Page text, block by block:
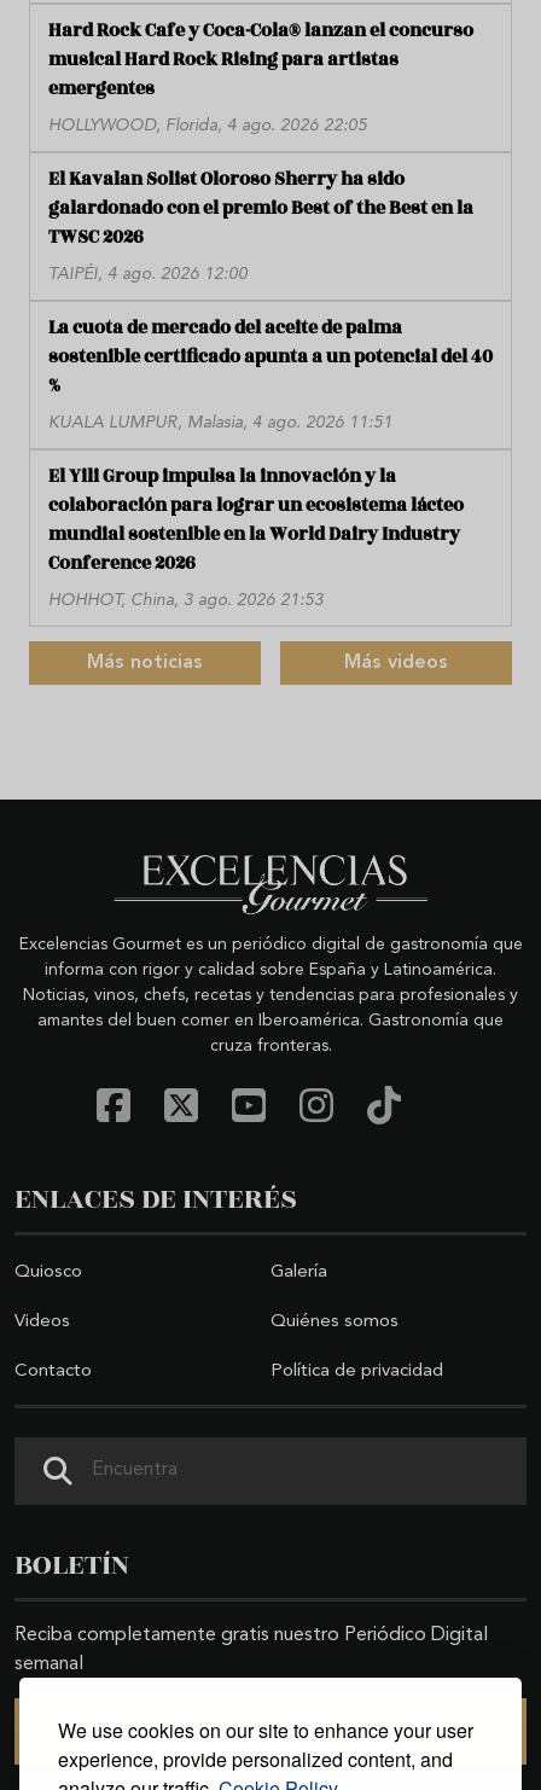
We use cookies on our site to enhance your user
experience, provide personalized content, and
Hard Rock Cafe y Coca-Cola® lanzan el concurso
musical Hard Rock Rising para artistas
emergentes
HOLLYWOOD, Florida, 4 ago. 2026 22:05
El Kavalan Solist Oloroso Sherry ha sido
galardonado con el premio Best of the Best en la
TWSC 2026
TAIPÉI, 4 ago. 2026 12:00
La cuota de mercado del aceite de palma
sostenible certificado apunta a un potencial del 40
%
KUALA LUMPUR, Malasia, 4 ago. 2026 11:51
El Yili Group impulsa la innovación y la
colaboración para lograr un ecosistema lácteo
mundial sostenible en la World Dairy Industry
Conference 2026
HOHHOT, China, 3 ago. 2026 21:53
Más noticias Más videos
Excelencias Gourmet es un periódico digital de gastronomía que
informa con rigor y calidad sobre España y Latinoamérica.
Noticias, vinos, chefs, recetas y tendencias para profesionales y
amantes del buen comer en Iberoamérica. Gastronomía que
cruza fronteras.
ENLACES DE INTERÉS
Quiosco Galería
Videos Quiénes somos
Contacto Política de privacidad
BOLETÍN
Reciba completamente gratis nuestro Periódico Digital
semanal
SUSCRIBIRSE